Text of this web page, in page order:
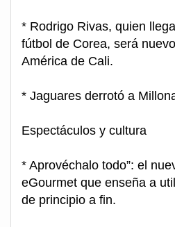
* Rodrigo Rivas, quien
fútbol de Corea, será
América de Cali.
* Jaguares derrotó a
Espectáculos y cultura
* Aprovéchalo todo”: el
eGourmet que enseña a
de principio a fin.